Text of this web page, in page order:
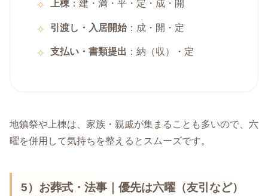
上棟 ：建・満・平・定・成・開
引渡し・入居開始：成・開・定
支払い・書類提出 ：納（収）・定
地鎮祭や上棟は、家族・親戚が集まることも多いので、六
曜を併用して気持ちを整えるとスムーズです。
5）お葬式・法事｜優先は六曜（友引など）